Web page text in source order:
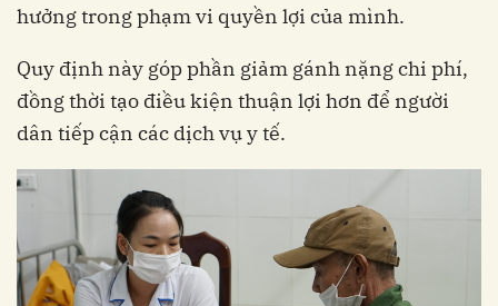
hưởng trong phạm vi quyền lợi của mình.
Quy định này góp phần giảm gánh nặng chi phí,
đồng thời tạo điều kiện thuận lợi hơn để người
dân tiếp cận các dịch vụ y tế.